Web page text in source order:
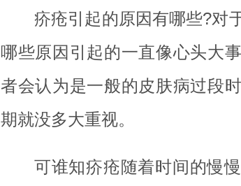
疥疮引起的原因有哪些?对
哪些原因引起的一直像心头大
者会认为是一般的皮肤病过段
期就没多大重视。
可谁知疥疮随着时间的慢